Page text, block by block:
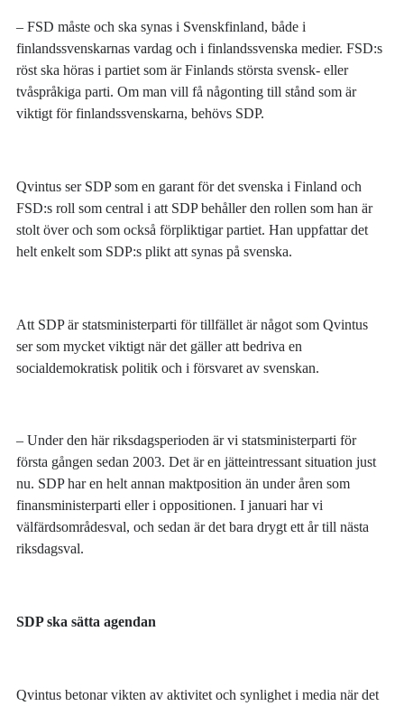
– FSD måste och ska synas i Svenskfinland, både i
finlandssvenskarnas vardag och i finlandssvenska medier. FSD:s
röst ska höras i partiet som är Finlands största svensk- eller
tvåspråkiga parti. Om man vill få någonting till stånd som är
viktigt för finlandssvenskarna, behövs SDP.
Qvintus ser SDP som en garant för det svenska i Finland och
FSD:s roll som central i att SDP behåller den rollen som han är
stolt över och som också förpliktigar partiet. Han uppfattar det
helt enkelt som SDP:s plikt att synas på svenska.
Att SDP är statsministerparti för tillfället är något som Qvintus
ser som mycket viktigt när det gäller att bedriva en
socialdemokratisk politik och i försvaret av svenskan.
– Under den här riksdagsperioden är vi statsministerparti för
första gången sedan 2003. Det är en jätteintressant situation just
nu. SDP har en helt annan maktposition än under åren som
finansministerparti eller i oppositionen. I januari har vi
välfärdsområdesval, och sedan är det bara drygt ett år till nästa
riksdagsval.
SDP ska sätta agendan
Qvintus betonar vikten av aktivitet och synlighet i media när det